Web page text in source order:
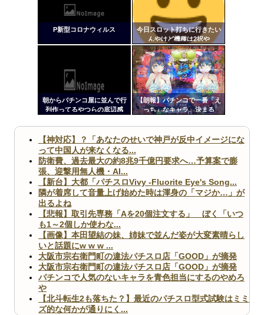
P新型コロナウィルス
今日スロット打ちに行きたい
んやけど機種は2択や
朝からパチンコ屋に並んで行
列作ってるやつらの底辺感
【朗報】パチンコで一番「え
っち」なキャラ、決まる
更新
ツー
【神対応】？「あなたのせいで神戸が反中イメージにな
って中国人が来なくなる...
防衛費、過去最大の約8兆9千億円要求へ…予算案で膨
張、迎撃用無人機・AI...
【新台】大都「パチスロVivy -Fluorite Eye's Song...
隣が着席して音量上げ始めた時は渾身の「マジか…」が
出るよね
【悲報】取引先専務「Aを20個注文する」 ぼく「いつ
も1～2個しか使わな...
【画像】本田望結の妹、姉妹で並んだ姿が大変素晴らし
いと話題にw w w ...
大阪市宗右衛門町の違法パチスロ店「GOOD」が摘発
大阪市宗右衛門町の違法パチスロ店「GOOD」が摘発
パチンコで人気のないキャラを青色担当にするのやめろ
や
【北斗転生2も落ちた？】最近のパチスロ型式試験はミミ
ズ的な何かが通りにく...